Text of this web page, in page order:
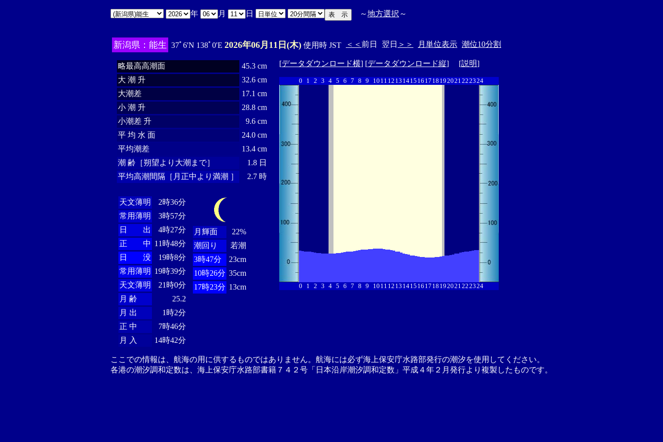
年 月 日 ～地方選択 ～
新潟県：能生 37ﾟ6'N 138ﾟ0'E 2026年06月11日(木) 使用時 JST ＜＜ 前日 翌日 ＞＞ 月単位表示 潮位10分割
略最高高潮面
45.3 cm
大 潮 升
32.6 cm
大潮差
17.1 cm
小 潮 升
28.8 cm
小潮差 升
9.6 cm
平 均 水 面
24.0 cm
平均潮差
13.4 cm
潮 齢［朔望より大潮まで］
1.8 日
平均高潮間隔［月正中より満潮 ］
2.7 時
天文薄明
2時36分
常用薄明
3時57分
日 出
4時27分
正 中 11時48分
日 没
19時8分
常用薄明 19時39分
天文薄明
21時0分
月 齢
25.2
月 出
1時2分
正 中
7時46分
月 入
14時42分
月輝面
22%
潮回り
若潮
3時47分
23cm
10時26分 35cm
17時23分 13cm
[データダウンロード横] [データダウンロード縦] [説明]
0 1 2 3 4 5 6 7 8 9 10 11 12 13 1415 16 17 18 192021222324
0 1 2 3 4 5 6 7 8 9 10 11 12 13 1415 16 17 18 192021222324
ここでの情報は、航海の用に供するものではありません。航海には必ず海上保安庁水路部発行の潮汐を使用してください。
各港の潮汐調和定数は、海上保安庁水路部書籍７４２号「日本沿岸潮汐調和定数」平成４年２月発行より複製したものです。